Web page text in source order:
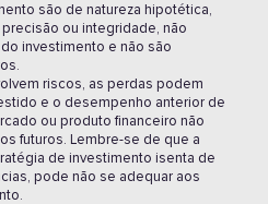
são de natureza hipotética,
ou integridade, não
investimento e não são
riscos, as perdas podem
e o desempenho anterior de
ou produto financeiro não
futuros. Lembre-se de que a
de investimento isenta de
pode não se adequar aos